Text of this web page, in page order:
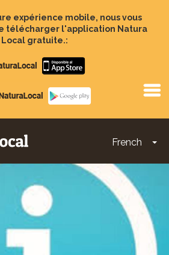
expérience mobile, nous vous
télécharger l'application Natura
Local gratuite.:
Apple
store
Google
Play
French
Main
navigation